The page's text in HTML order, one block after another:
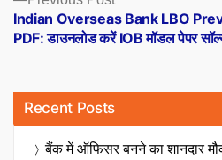
post:
Indian Overseas Bank LBO
PDF: डाउनलोड करें IOB मॉडल पेपर
Recent Posts
बैंक में ऑफिसर बनने का शानदार